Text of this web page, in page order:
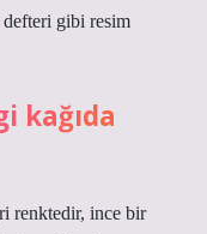
defteri gibi resim
kağıda
renktedir, ince bir